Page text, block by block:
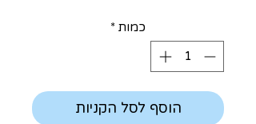
כמות *
הוסף לסל הקניות